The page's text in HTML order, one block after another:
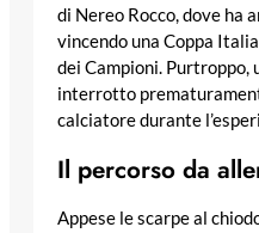
di Nereo Rocco, dove ha
vincendo una Coppa
dei Campioni. Purtroppo,
interrotto
calciatore durante
Il percorso da
Appese le scarpe al